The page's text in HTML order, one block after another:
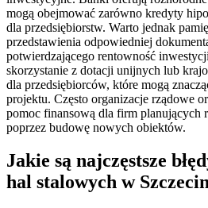
mogą obejmować zarówno kredyty
dla przedsiębiorstw. Warto jednak
przedstawienia odpowiedniej
potwierdzającego rentowność
skorzystanie z dotacji unijnych lub
dla przedsiębiorców, które mogą
projektu. Często organizacje rządowe
pomoc finansową dla firm planujących
poprzez budowę nowych obiektów.
Jakie są najczęstsze
hal stalowych w